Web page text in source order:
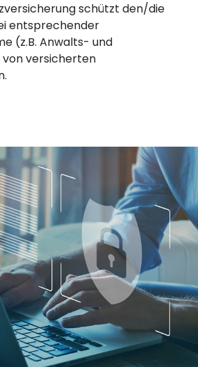
schützt den/die
entsprechender
(z.B. Anwalts- und
versicherten